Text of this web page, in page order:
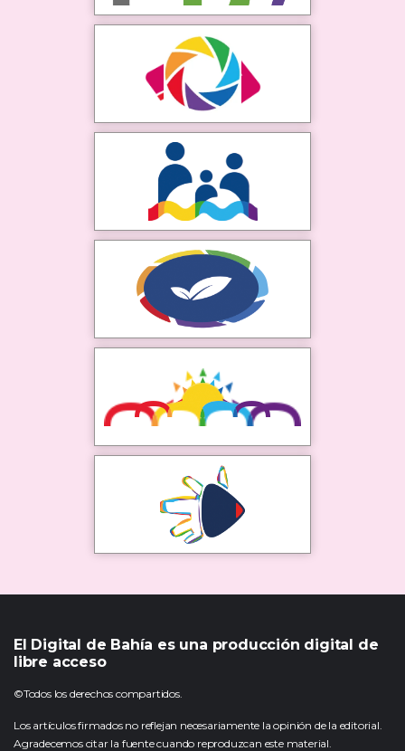
El Digital de Bahía es una producción digital de
libre acceso
©Todos los derechos compartidos.
Los artículos firmados no reflejan necesariamente la opinión de la editorial.
Agradecemos citar la fuente cuando reproduzcan este material.